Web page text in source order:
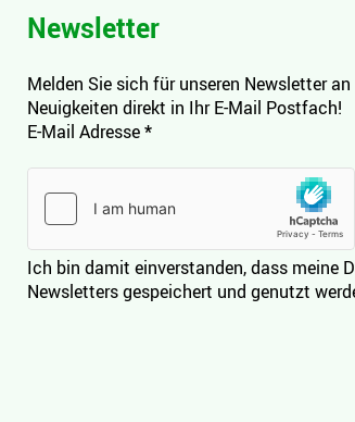
Newsletter
Melden Sie sich für unseren Newsletter
Neuigkeiten direkt in Ihr E-Mail Postfach!
E-Mail Adresse*
Ich bin damit einverstanden, dass meine
Newsletters gespeichert und genutzt